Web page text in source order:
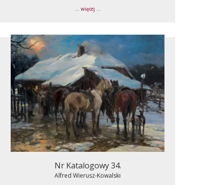
... więcej ...
Nr Katalogowy 34.
Alfred Wierusz-Kowalski